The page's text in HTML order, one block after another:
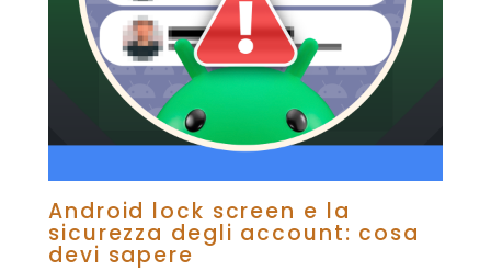
Android lock screen e la
sicurezza degli account: cosa
devi sapere